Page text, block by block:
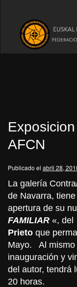
AFCN
Publicado el abril 28,
La galería Contra
de Navarra,
apertura de su
FAMILIAR «, del
Prieto que
Mayo. Al mismo
inauguración y
del autor, tendrá
20 horas.